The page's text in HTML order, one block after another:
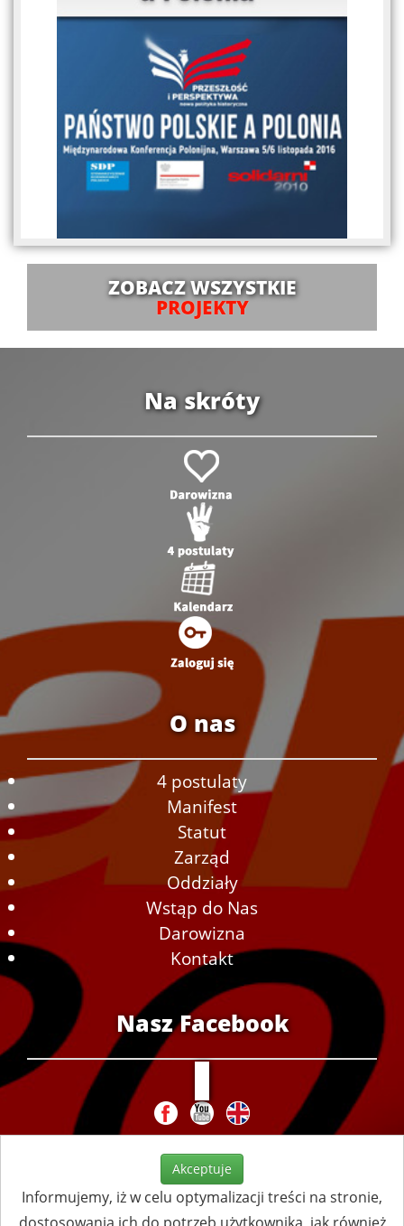
ZOBACZ WSZYSTKIE
PROJEKTY
Na skróty
O nas
4 postulaty
Manifest
Statut
Zarząd
Oddziały
Wstąp do Nas
Darowizna
Kontakt
Nasz Facebook
Akceptuje
Informujemy, iż w celu optymalizacji treści na stronie,